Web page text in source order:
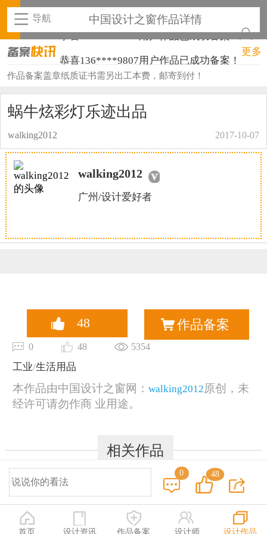
导航 中国设计之窗作品详情
恭喜133****9020用户作品已成功备案！
恭喜136****9807用户作品已成功备案！
恭喜159****4930用户作品已成功备案！
恭喜150****6483用户作品已成功备案！
恭喜131****2473用户作品已成功备案！
恭喜159****4201用户作品已成功备案！
恭喜133****6466用户作品已成功备案！
恭喜131****1475用户作品已成功备案！
更多
作品备案盖章纸质证书需另出工本费，邮寄到付！
蜗牛炫彩灯乐迹出品
walking2012 2017-10-07
walking2012
广州/设计爱好者
48 作品备案
0 48
5354
工业/生活用品
本作品由中国设计之窗网： walking2012原创，未
经许可请勿作商 业用途。
相关作品
0 48
© 2014-2025 中国设计之窗 www.333cn.com 版权所有
深圳市中设网络科技有限公司(深圳设计之窗文化发展有限公司)
地址：深圳龙华区布龙路4号127陈设艺术设计产业园A栋203-206
首页 设计资讯 作品备案 设计师 设计作品